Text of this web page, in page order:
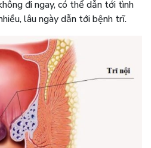
đi ngay, có thể dẫn tới tình
lâu ngày dẫn tới bệnh trĩ.